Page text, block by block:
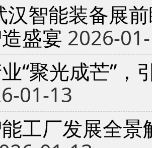
汉智能装备展
盛宴 2026-
“聚光成芒”，
01-13
工厂发展全